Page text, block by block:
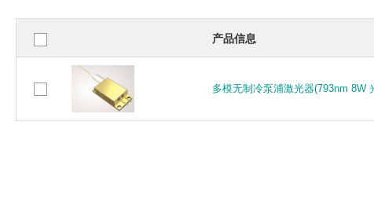
产品信息
多模无制冷泵浦激光器(793nm 8W
多模无制冷泵浦激光器(793nm 8W